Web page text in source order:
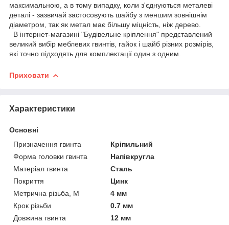
максимальною, а в тому випадку, коли з'єднуються металеві
деталі - зазвичай застосовують шайбу з меншим зовнішнім
діаметром, так як метал має більшу міцність, ніж дерево.
В інтернет-магазині "Будівельне кріплення" представлений
великий вибір меблевих гвинтів, гайок і шайб різних розмірів,
які точно підходять для комплектації один з одним.
Приховати
Характеристики
Основні
Призначення гвинта
Кріпильний
Форма головки гвинта
Напівкругла
Матеріал гвинта
Сталь
Покриття
Цинк
Метрична різьба, М
4 мм
Крок різьби
0.7 мм
Довжина гвинта
12 мм